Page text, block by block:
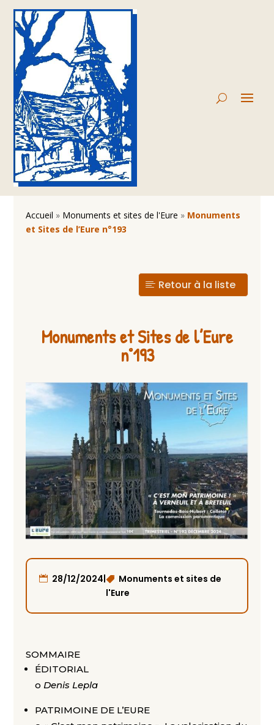
Accueil » Monuments et sites de l'Eure » Monuments
et Sites de l’Eure n°193
Retour à la liste
Monuments et Sites de l’Eure
n°193
28/12/2024|
Monuments et sites de
l'Eure
SOMMAIRE
ÉDITORIAL
oDenis Lepla
PATRIMOINE DE L’EURE